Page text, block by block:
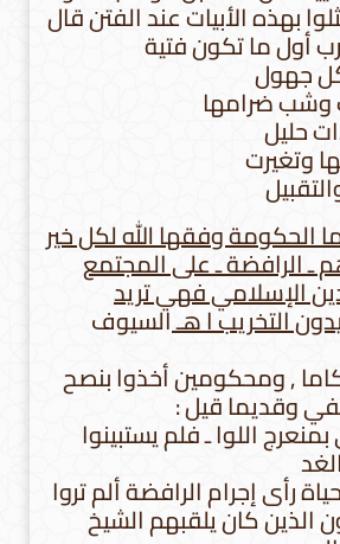
بهذه الأبيات عند الفتن قال
أول ما تكون فتية
جهول
وشب ضرامها
حليل
وتغيرت
الحكومة وفقها الله لكل خير
ـ الرافضة ـ على المجتمع
الإسلامي فهي تريد
التخريب ا هـالسيوف
, ومحكومين أخذوا بنصح
وقديما قيل :
اللوا ـ فلم يستبينوا
رأى إجرام الرافضة ألم تروا
الذين كان يلقبهم الشيخ